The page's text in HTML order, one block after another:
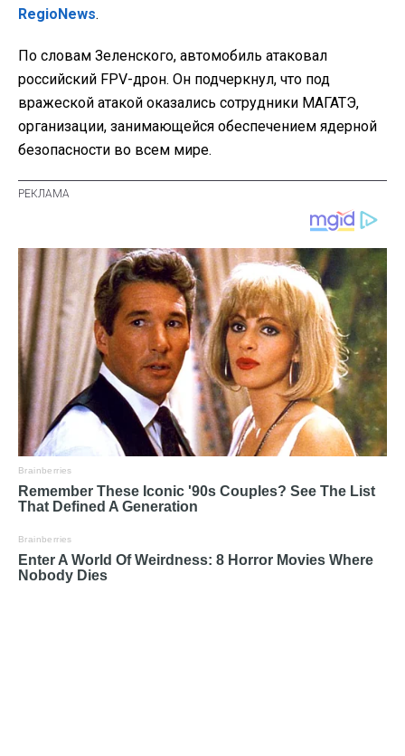
RegioNews.
По словам Зеленского, автомобиль атаковал
российский FPV-дрон. Он подчеркнул, что под
вражеской атакой оказались сотрудники МАГАТЭ,
организации, занимающейся обеспечением ядерной
безопасности во всем мире.